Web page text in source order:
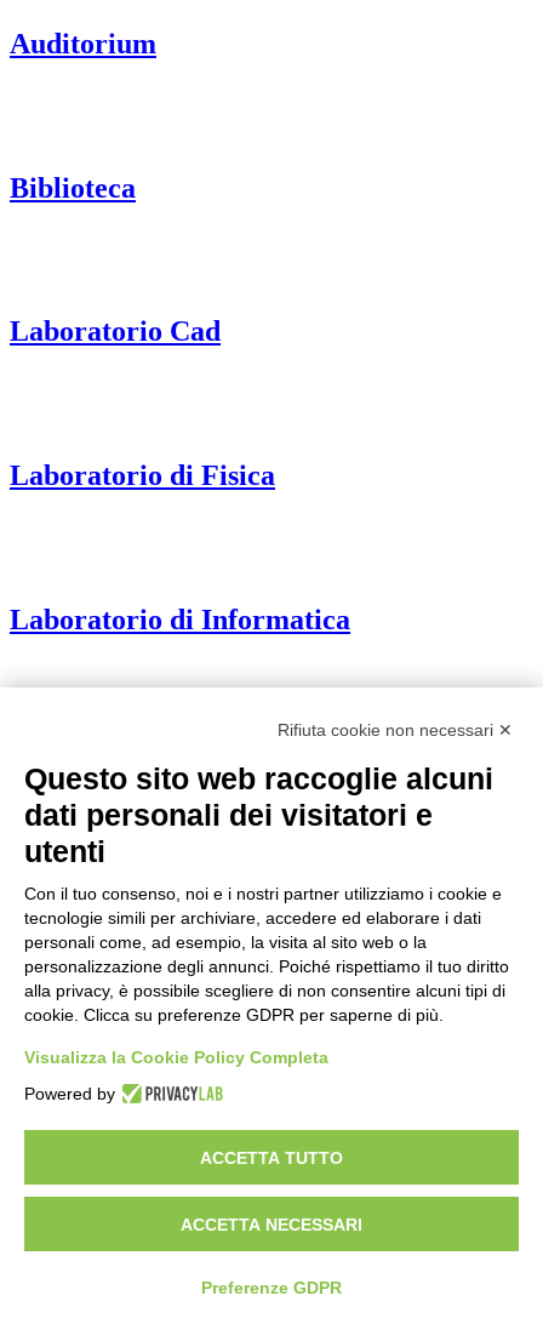
Auditorium
Biblioteca
Laboratorio Cad
Laboratorio di Fisica
Laboratorio di Informatica
Laboratorio Multimediale
Laboratorio Linguistico 2
Laboratorio Linguistico
Laboratorio di Grafica
Rifiuta cookie non necessari ✕
Questo sito web raccoglie alcuni
dati personali dei visitatori e
utenti
Con il tuo consenso, noi e i nostri partner utilizziamo i cookie e
tecnologie simili per archiviare, accedere ed elaborare i dati
personali come, ad esempio, la visita al sito web o la
personalizzazione degli annunci. Poiché rispettiamo il tuo diritto
alla privacy, è possibile scegliere di non consentire alcuni tipi di
cookie. Clicca su preferenze GDPR per saperne di più.
Visualizza la Cookie Policy Completa
Powered by
ACCETTA TUTTO
ACCETTA NECESSARI
Preferenze GDPR